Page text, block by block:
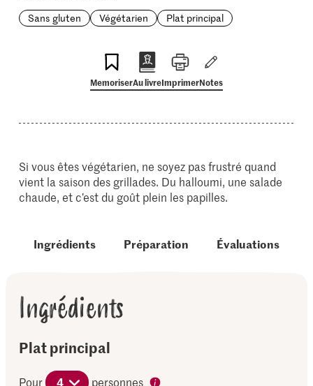
Sans gluten
Végétarien Plat principal
MemoriserAu livreImprimerNotes
Si vous êtes végétarien, ne soyez pas frustré quand
vient la saison des grillades. Du halloumi, une salade
chaude, et c’est du goût plein les papilles.
Ingrédients Préparation Évaluations
Ingrédients
Plat principal
Pour 4 personnes